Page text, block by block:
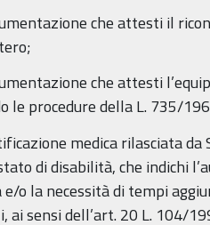
che attesti il
che attesti
le procedure della L. 735/
medica rilasciata
di disabilità, che indichi
o la necessità di tempi
ai sensi dell’art. 20 L. 104/